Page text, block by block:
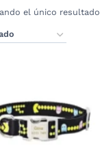
el único resultado